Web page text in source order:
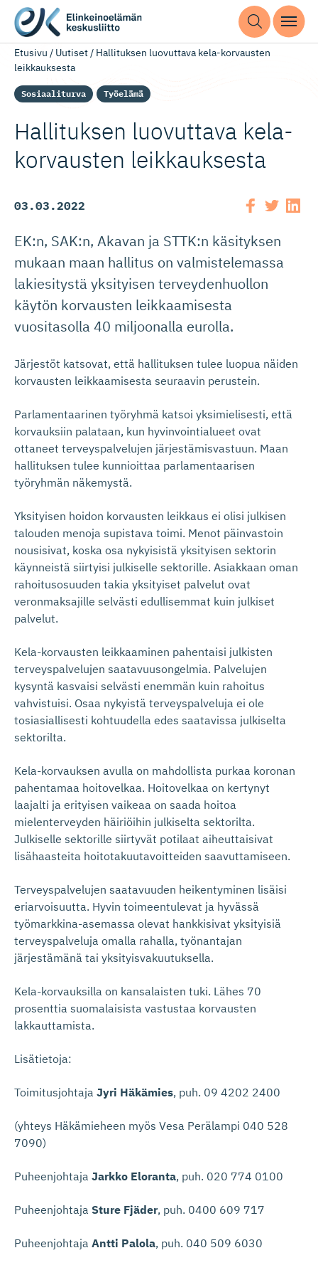
Etusivu / Uutiset/ Hallituksen luovuttava kela-korvausten
leikkauksesta
Sosiaaliturva Työelämä
Hallituksen luovuttava kela-
korvausten leikkauksesta
03.03.2022
EK:n, SAK:n, Akavan ja STTK:n käsityksen
mukaan maan hallitus on valmistelemassa
lakiesitystä yksityisen terveydenhuollon
käytön korvausten leikkaamisesta
vuositasolla 40 miljoonalla eurolla.
Järjestöt katsovat, että hallituksen tulee luopua näiden
korvausten leikkaamisesta seuraavin perustein.
Parlamentaarinen työryhmä katsoi yksimielisesti, että
korvauksiin palataan, kun hyvinvointialueet ovat
ottaneet terveyspalvelujen järjestämisvastuun. Maan
hallituksen tulee kunnioittaa parlamentaarisen
työryhmän näkemystä.
Yksityisen hoidon korvausten leikkaus ei olisi julkisen
talouden menoja supistava toimi. Menot päinvastoin
nousisivat, koska osa nykyisistä yksityisen sektorin
käynneistä siirtyisi julkiselle sektorille. Asiakkaan oman
rahoitusosuuden takia yksityiset palvelut ovat
veronmaksajille selvästi edullisemmat kuin julkiset
palvelut.
Kela-korvausten leikkaaminen pahentaisi julkisten
terveyspalvelujen saatavuusongelmia. Palvelujen
kysyntä kasvaisi selvästi enemmän kuin rahoitus
vahvistuisi. Osaa nykyistä terveyspalveluja ei ole
tosiasiallisesti kohtuudella edes saatavissa julkiselta
sektorilta.
Kela-korvauksen avulla on mahdollista purkaa koronan
pahentamaa hoitovelkaa. Hoitovelkaa on kertynyt
laajalti ja erityisen vaikeaa on saada hoitoa
mielenterveyden häiriöihin julkiselta sektorilta.
Julkiselle sektorille siirtyvät potilaat aiheuttaisivat
lisähaasteita hoitotakuutavoitteiden saavuttamiseen.
Terveyspalvelujen saatavuuden heikentyminen lisäisi
eriarvoisuutta. Hyvin toimeentulevat ja hyvässä
työmarkkina-asemassa olevat hankkisivat yksityisiä
terveyspalveluja omalla rahalla, työnantajan
järjestämänä tai yksityisvakuutuksella.
Kela-korvauksilla on kansalaisten tuki. Lähes 70
prosenttia suomalaisista vastustaa korvausten
lakkauttamista.
Lisätietoja:
Toimitusjohtaja Jyri Häkämies, puh. 09 4202 2400
(yhteys Häkämieheen myös Vesa Perälampi 040 528
7090)
Puheenjohtaja Jarkko Eloranta, puh. 020 774 0100
Puheenjohtaja Sture Fjäder, puh. 0400 609 717
Puheenjohtaja Antti Palola, puh. 040 509 6030